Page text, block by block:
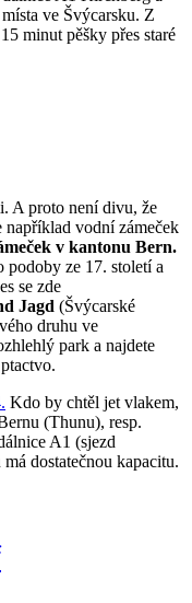
ve Švýcarsku. Z
minut pěšky přes staré
A proto není divu, že
vodní zámeček
v kantonu Bern.
podoby ze 17. století a
se zde
Jagd (Švýcarské
druhu ve
park a najdete
Kdo by chtěl jet vlakem,
(Thunu), resp.
A1 (sjezd
dostatečnou kapacitu.